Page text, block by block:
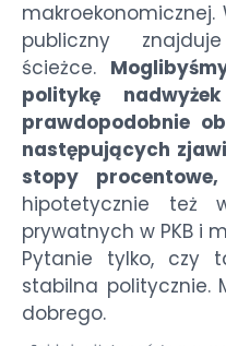
publiczny
ścieżce.
politykę
prawdopodobnie
następujących
stopy
hipotetycznie też
prywatnych w PKB i
Pytanie tylko, czy
stabilna politycznie.
dobrego.